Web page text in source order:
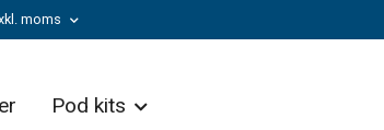
moms
Pod kits